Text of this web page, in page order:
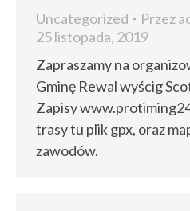
Uncategorized Przez
25 listopada, 2019
Zapraszamy na
Gminę Rewal wyścig
Zapisy
trasy tu plik gpx, oraz
zawodów.